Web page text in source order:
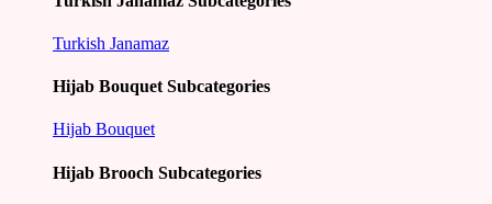
Turkish Janamaz
Hijab Bouquet Subcategories
Hijab Bouquet
Hijab Brooch Subcategories